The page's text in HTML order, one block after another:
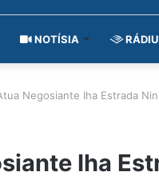
NOTÍSIA RÁDIU
Negosiante Iha Estrada
Iha